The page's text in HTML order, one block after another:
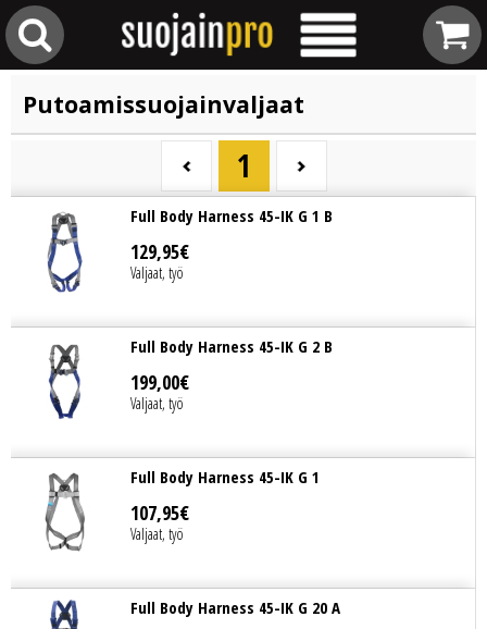
Putoamissuojainvaljaat
1
Full Body Harness 45-IK G 1 B
129,95€
Valjaat, työ
Full Body Harness 45-IK G 2 B
199,00€
Valjaat, työ
Full Body Harness 45-IK G 1
107,95€
Valjaat, työ
Full Body Harness 45-IK G 20 A